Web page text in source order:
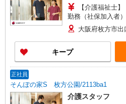
【介護福祉士】 時給1,595円 ◎週20時間以上
勤務（社保加入者）の
（18:00〜）：時給
1,895円〜 【実務者研修・初任者研修（ヘルパー1
級・2級）】 時給1,515円 ◎週20時間以上勤務
（社保加入者）の場合
（18:00〜）：時給
ンセル手当：職務
大阪府枚方市出
キープ
正社員
そんぽの家S 枚方公園/2113ba1
介護スタッフ